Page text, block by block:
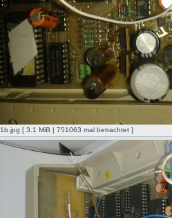
1b.jpg [ 3.1 MiB | 751063 mal betrachtet ]